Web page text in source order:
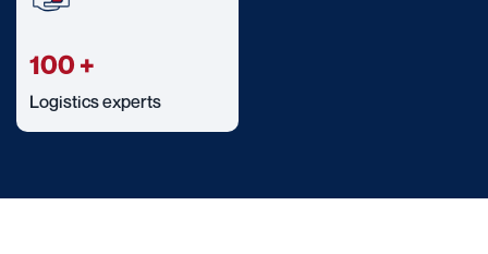
100+
Logistics experts